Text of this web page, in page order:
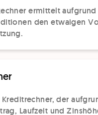
ermittelt
den etwaigen
Kreditrechner, der
Laufzeit und